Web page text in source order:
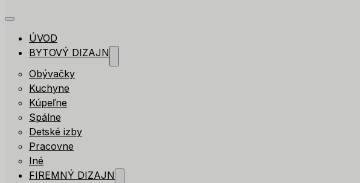
ÚVOD
BYTOVÝ DIZAJN
Obývačky
Kuchyne
Kúpeľne
Spálne
Detské izby
Pracovne
Iné
FIREMNÝ DIZAJN